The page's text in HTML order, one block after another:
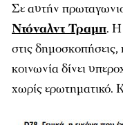
Σε αυτήν
Ντόναλντ Τραμπ. Η
στις
κοινωνία δίνει
χωρίς ερωτηματικό.